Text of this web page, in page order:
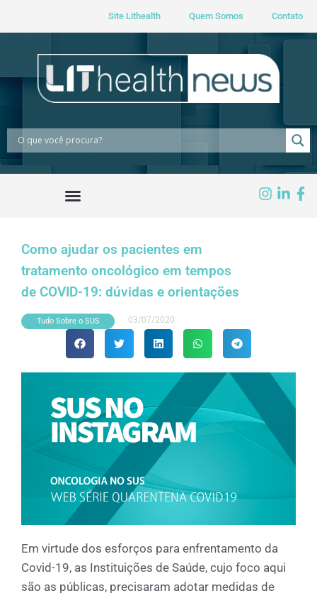
Site Lithealth Quem Somos Contato
Como ajudar os pacientes em
tratamento oncológico em tempos
de COVID-19: dúvidas e orientações
Tudo Sobre o SUS 03/07/2020
Em virtude dos esforços para enfrentamento da
Covid-19, as Instituições de Saúde, cujo foco aqui
são as públicas, precisaram adotar medidas de